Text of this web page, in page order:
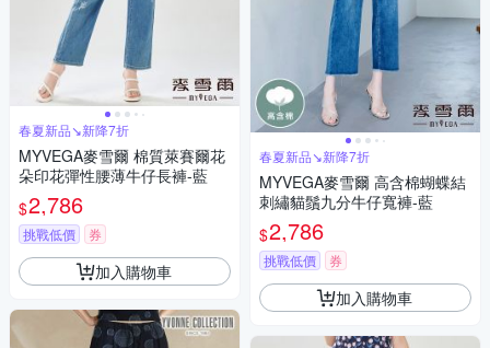
春夏新品↘新降7折
MYVEGA麥雪爾 棉質萊賽爾花
朵印花彈性腰薄牛仔長褲-藍
$2,786
挑戰低價 券
加入購物車
春夏新品↘新降7折
MYVEGA麥雪爾 高含棉蝴蝶結
刺繡貓鬚九分牛仔寬褲-藍
$2,786
挑戰低價 券
加入購物車